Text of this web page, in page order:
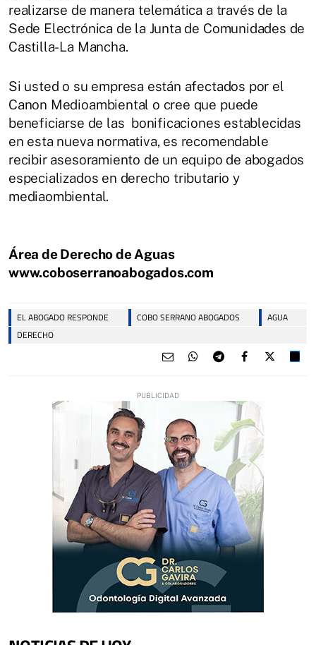
realizarse de manera telemática a través de la
Sede Electrónica de la Junta de Comunidades de
Castilla-La Mancha.
Si usted o su empresa están afectados por el
Canon Medioambiental o cree que puede
beneficiarse de las bonificaciones establecidas
en esta nueva normativa, es recomendable
recibir asesoramiento de un equipo de abogados
especializados en derecho tributario y
mediaombiental.
Área de Derecho de Aguas
www.coboserranoabogados.com
EL ABOGADO RESPONDE COBO SERRANO ABOGADOS
AGUA
DERECHO